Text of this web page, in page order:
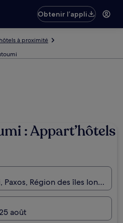
Obtenir l’appli
à proximité
: Appart’hôtels
Paxos, Région des îles
août